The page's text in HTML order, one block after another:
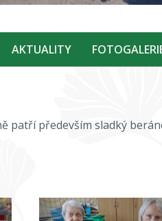
AKTUALITY
patří především sladký